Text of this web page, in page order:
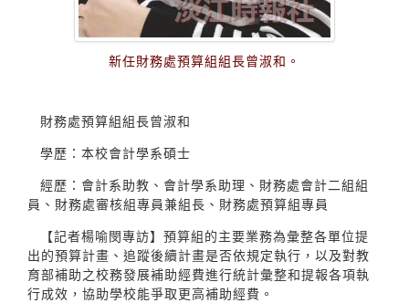
新任財務處預算組組長曾淑和。
財務處預算組組長曾淑和
學歷：本校會計學系碩士
經歷：會計系助教、會計學系助理、財務處會計二組組
員、財務處審核組專員兼組長、財務處預算組專員
【記者楊喻閔專訪】預算組的主要業務為彙整各單位提
出的預算計畫、追蹤後續計畫是否依規定執行，以及對教
育部補助之校務發展補助經費進行統計彙整和提報各項執
行成效，協助學校能爭取更高補助經費。